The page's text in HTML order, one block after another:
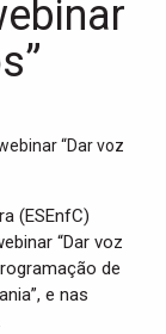
i
i
(ESEnfC)
“Dar voz
de
e nas